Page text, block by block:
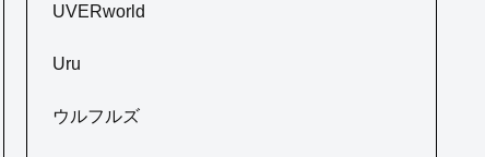
UVERworld
Uru
ウルフルズ